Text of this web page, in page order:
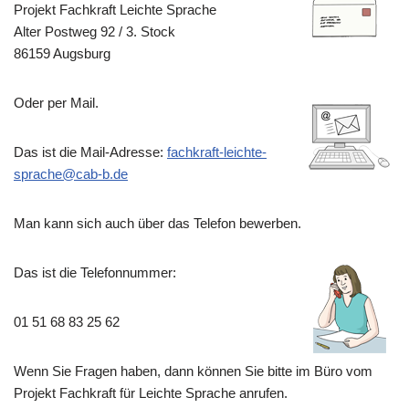
Projekt Fachkraft Leichte Sprache
Alter Postweg 92 / 3. Stock
86159 Augsburg
Oder per Mail.
Das ist die Mail-Adresse: fachkraft-leichte-
sprache@cab-b.de
Man kann sich auch über das Telefon bewerben.
Das ist die Telefonnummer:
01 51 68 83 25 62
Wenn Sie Fragen haben, dann können Sie bitte im Büro vom
Projekt Fachkraft für Leichte Sprache anrufen.